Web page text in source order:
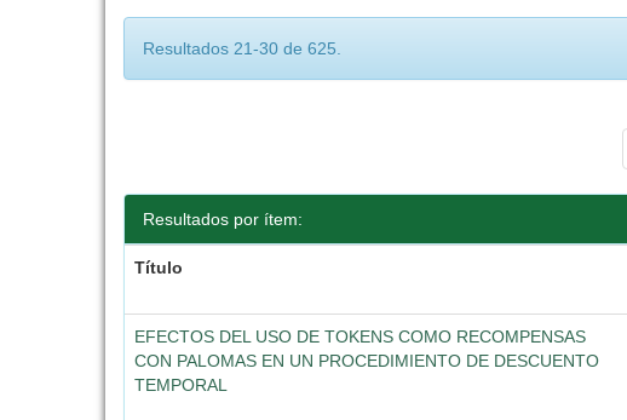
Resultados 21-30 de 625.
Resultados por ítem:
Título
EFECTOS DEL USO DE TOKENS COMO RECOMPENSAS
CON PALOMAS EN UN PROCEDIMIENTO DE DESCUENTO
TEMPORAL